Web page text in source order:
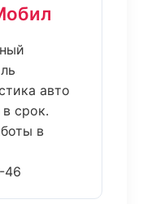
авто
срок.
в
46